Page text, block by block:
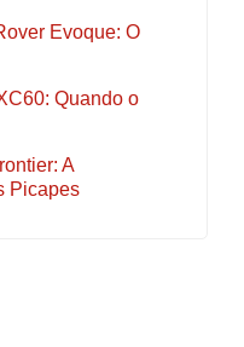
Evoque: O
Quando o
A
Picapes